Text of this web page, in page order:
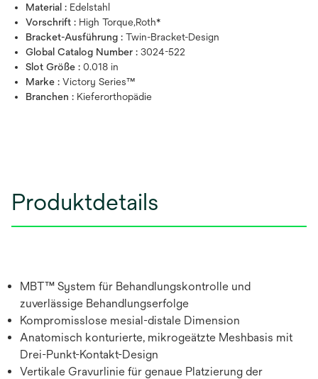
Material : Edelstahl
Vorschrift : High Torque,Roth*
Bracket-Ausführung : Twin-Bracket-Design
Global Catalog Number : 3024-522
Slot Größe : 0.018 in
Marke : Victory Series™
Branchen : Kieferorthopädie
Produktdetails
MBT™ System für Behandlungskontrolle und
zuverlässige Behandlungserfolge
Kompromisslose mesial-distale Dimension
Anatomisch konturierte, mikrogeätzte Meshbasis mit
Drei-Punkt-Kontakt-Design
Vertikale Gravurlinie für genaue Platzierung der